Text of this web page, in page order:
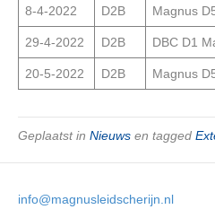
8-4-2022 D2B Magnus
29-4-2022 D2B DBC D1
20-5-2022 D2B Magnus
Geplaatst in Nieuws en tagged
info@magnusleidscherijn.nl